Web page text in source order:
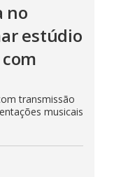
no
estúdio
transmissão
musicais